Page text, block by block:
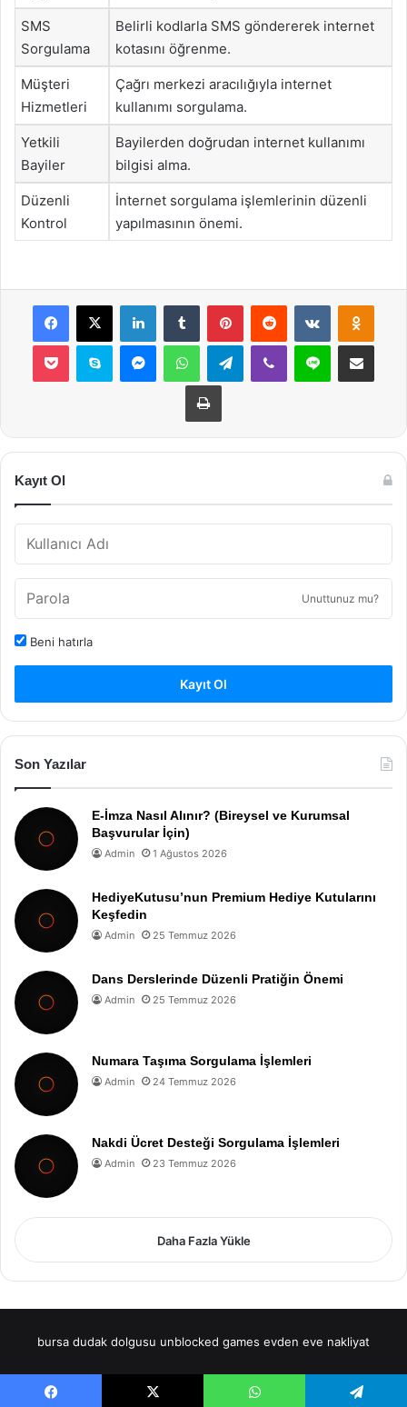
SMS
Sorgulama
Belirli kodlarla SMS göndererek internet
kotasını öğrenme.
Müşteri
Hizmetleri
Çağrı merkezi aracılığıyla internet
kullanımı sorgulama.
Yetkili
Bayiler
Bayilerden doğrudan internet kullanımı
bilgisi alma.
Düzenli
Kontrol
İnternet sorgulama işlemlerinin düzenli
yapılmasının önemi.
Facebook
X LinkedInTumblr PinterestReddit VKontakte
Pocket Skype MessengerWhatsAppTelegramViber Line E-Posta ile
Yazdır
Kayıt Ol
Unuttunuz mu?
Beni hatırla
Kayıt Ol
Son Yazılar
E-İmza Nasıl Alınır? (Bireysel ve Kurumsal
Başvurular İçin)
Admin 1 Ağustos 2026
HediyeKutusu’nun Premium Hediye Kutularını
Keşfedin
Admin 25 Temmuz 2026
Dans Derslerinde Düzenli Pratiğin Önemi
Admin 25 Temmuz 2026
Numara Taşıma Sorgulama İşlemleri
Admin 24 Temmuz 2026
Nakdi Ücret Desteği Sorgulama İşlemleri
Admin 23 Temmuz 2026
Daha Fazla Yükle
bursa dudak dolgusu unblocked games evden eve nakliyat